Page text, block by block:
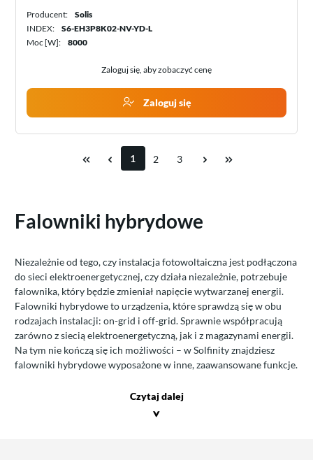
Producent:
Solis
INDEX:
S6-EH3P8K02-NV-YD-L
Moc [W]:
8000
Zaloguj się, aby zobaczyć cenę
Zaloguj się
1 2 3
Falowniki hybrydowe
Niezależnie od tego, czy instalacja fotowoltaiczna jest podłączona
do sieci elektroenergetycznej, czy działa niezależnie, potrzebuje
falownika, który będzie zmieniał napięcie wytwarzanej energii.
Falowniki hybrydowe to urządzenia, które sprawdzą się w obu
rodzajach instalacji: on-grid i off-grid. Sprawnie współpracują
zarówno z siecią elektroenergetyczną, jak i z magazynami energii.
Na tym nie kończą się ich możliwości – w Solfinity znajdziesz
falowniki hybrydowe wyposażone w inne, zaawansowane funkcje.
Czytaj dalej
>